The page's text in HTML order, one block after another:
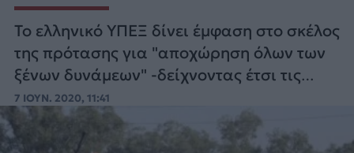
Το ελληνικό ΥΠΕΞ δίνει έμφαση στο σκέλος
της πρότασης για "αποχώρηση όλων των
ξένων δυνάμεων" -δείχνοντας έτσι τις
δυνάμεις της Τουρκίας και τους
μισθοφόρους τους που βρίσκονται στην
Λιβύη.
7 ΙΟΥΝ. 2020, 11:41